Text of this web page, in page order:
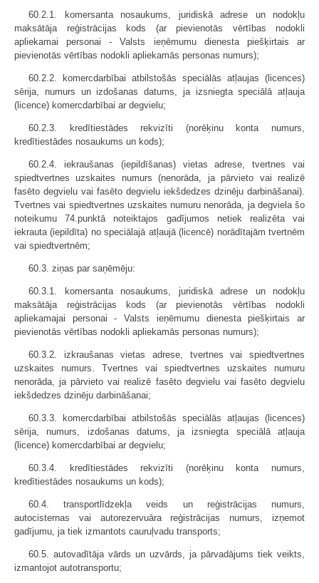
60.2.1. komersanta nosaukums, juridiskā adrese un nodokļu
maksātāja reģistrācijas kods (ar pievienotās vērtības nodokli
apliekamai personai - Valsts ieņēmumu dienesta piešķirtais ar
pievienotās vērtības nodokli apliekamās personas numurs);
60.2.2. komercdarbībai atbilstošās speciālās atļaujas (licences)
sērija, numurs un izdošanas datums, ja izsniegta speciālā atļauja
(licence) komercdarbībai ar degvielu;
60.2.3. kredītiestādes rekvizīti (norēķinu konta numurs,
kredītiestādes nosaukums un kods);
60.2.4. iekraušanas (iepildīšanas) vietas adrese, tvertnes vai
spiedtvertnes uzskaites numurs (nenorāda, ja pārvieto vai realizē
fasēto degvielu vai fasēto degvielu iekšdedzes dzinēju darbināšanai).
Tvertnes vai spiedtvertnes uzskaites numuru nenorāda, ja degviela šo
noteikumu 74.punktā noteiktajos gadījumos netiek realizēta vai
iekrauta (iepildīta) no speciālajā atļaujā (licencē) norādītajām tvertnēm
vai spiedtvertnēm;
60.3. ziņas par saņēmēju:
60.3.1. komersanta nosaukums, juridiskā adrese un nodokļu
maksātāja reģistrācijas kods (ar pievienotās vērtības nodokli
apliekamajai personai - Valsts ieņēmumu dienesta piešķirtais ar
pievienotās vērtības nodokli apliekamās personas numurs);
60.3.2. izkraušanas vietas adrese, tvertnes vai spiedtvertnes
uzskaites numurs. Tvertnes vai spiedtvertnes uzskaites numuru
nenorāda, ja pārvieto vai realizē fasēto degvielu vai fasēto degvielu
iekšdedzes dzinēju darbināšanai;
60.3.3. komercdarbībai atbilstošās speciālās atļaujas (licences)
sērija, numurs, izdošanas datums, ja izsniegta speciālā atļauja
(licence) komercdarbībai ar degvielu;
60.3.4. kredītiestādes rekvizīti (norēķinu konta numurs,
kredītiestādes nosaukums un kods);
60.4. transportlīdzekļa veids un reģistrācijas numurs,
autocisternas vai autorezervuāra reģistrācijas numurs, izņemot
gadījumu, ja tiek izmantots cauruļvadu transports;
60.5. autovadītāja vārds un uzvārds, ja pārvadājums tiek veikts,
izmantojot autotransportu;